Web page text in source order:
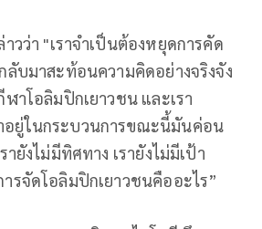
วว่า "เราจำเป็นต้องหยุดการคัด
ลับมาสะท้อนความคิดอย่างจริงจัง
ฬาโอลิมปิกเยาวชน และเรา
อยู่ในกระบวนการขณะนี้มันค่อน
ายังไม่มีทิศทาง เรายังไม่มีเป้า
รจัดโอลิมปิกเยาวชนคืออะไร”